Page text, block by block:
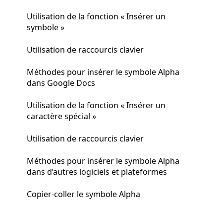
Utilisation de la fonction « Insérer un
symbole »
Utilisation de raccourcis clavier
Méthodes pour insérer le symbole Alpha
dans Google Docs
Utilisation de la fonction « Insérer un
caractère spécial »
Utilisation de raccourcis clavier
Méthodes pour insérer le symbole Alpha
dans d’autres logiciels et plateformes
Copier-coller le symbole Alpha